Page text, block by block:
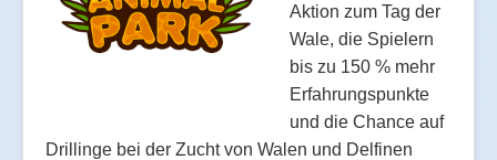
Aktion zum Tag der
Wale, die Spielern
bis zu 150 % mehr
Erfahrungspunkte
und die Chance auf
Drillinge bei der Zucht von Walen und Delfinen